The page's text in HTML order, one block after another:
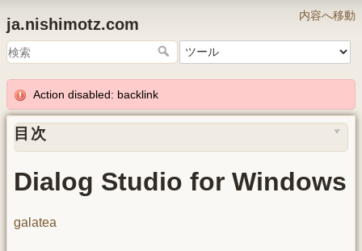
内容へ移動
ja.nishimotz.com
Action disabled: backlink
目次
Dialog Studio for Windows
galatea